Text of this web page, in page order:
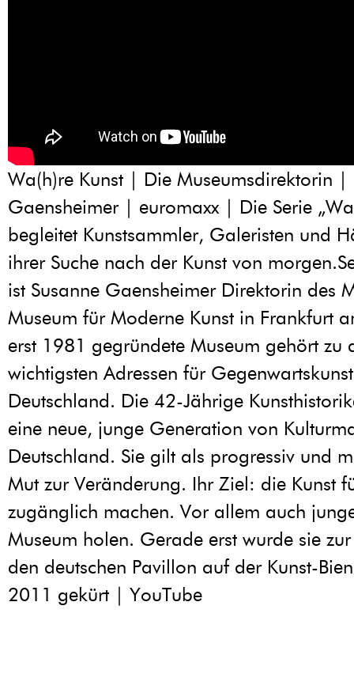
Wa(h)re Kunst | Die Museumsdirektorin |
Gaensheimer | euromaxx | Die Serie
begleitet Kunstsammler, Galeristen und
ihrer Suche nach der Kunst von
ist Susanne Gaensheimer Direktorin des
Museum für Moderne Kunst in Frankfurt
erst 1981 gegründete Museum gehört zu
wichtigsten Adressen für
Deutschland. Die 42-Jährige
eine neue, junge Generation von
Deutschland. Sie gilt als progressiv und
Mut zur Veränderung. Ihr Ziel: die Kunst
zugänglich machen. Vor allem auch
Museum holen. Gerade erst wurde sie
den deutschen Pavillon auf der Kunst-
2011 gekürt | YouTube